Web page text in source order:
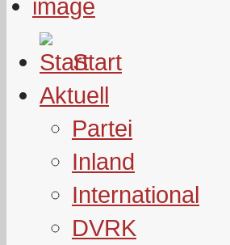
Start
Aktuell
Partei
Inland
International
DVRK